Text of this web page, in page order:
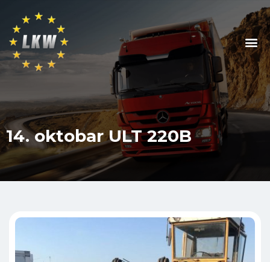
14. oktobar ULT 220B